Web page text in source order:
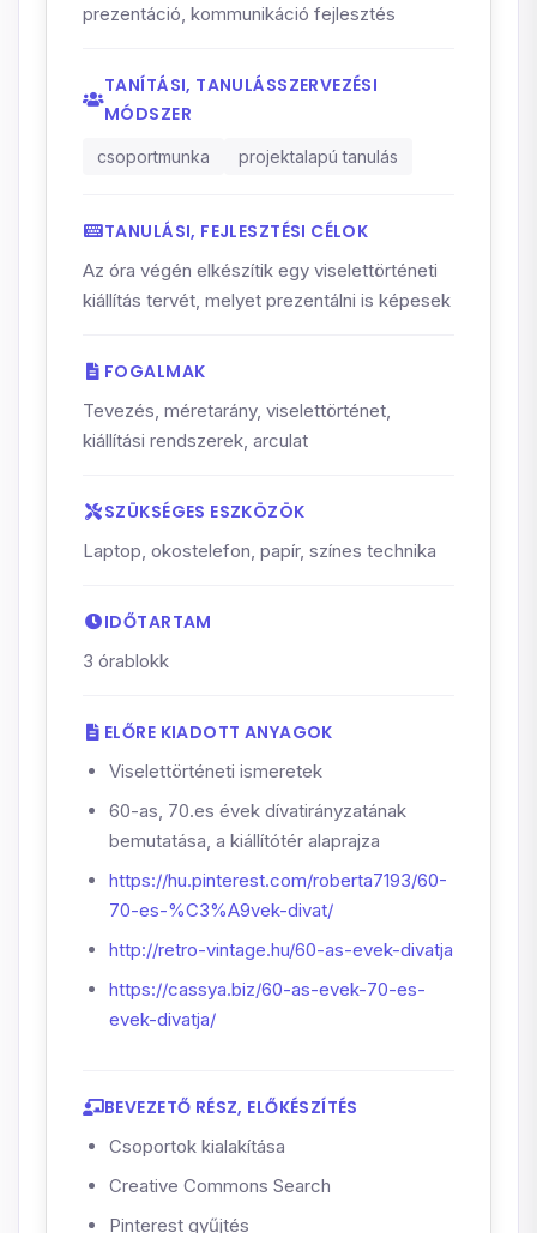
prezentáció, kommunikáció fejlesztés
TANÍTÁSI, TANULÁSSZERVEZÉSI
MÓDSZER
csoportmunka projektalapú tanulás
TANULÁSI, FEJLESZTÉSI CÉLOK
Az óra végén elkészítik egy viselettörténeti
kiállítás tervét, melyet prezentálni is képesek
FOGALMAK
Tevezés, méretarány, viselettörténet,
kiállítási rendszerek, arculat
SZÜKSÉGES ESZKÖZÖK
Laptop, okostelefon, papír, színes technika
IDŐTARTAM
3 órablokk
ELŐRE KIADOTT ANYAGOK
Viselettörténeti ismeretek
60-as, 70.es évek dívatirányzatának
bemutatása, a kiállítótér alaprajza
https://hu.pinterest.com/roberta7193/60-
70-es-%C3%A9vek-divat/
http://retro-vintage.hu/60-as-evek-divatja
https://cassya.biz/60-as-evek-70-es-
evek-divatja/
BEVEZETŐ RÉSZ, ELŐKÉSZÍTÉS
Csoportok kialakítása
Creative Commons Search
Pinterest gyűjtés